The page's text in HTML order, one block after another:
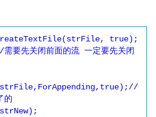
true);
先关闭前面的流 一定要先关闭
的